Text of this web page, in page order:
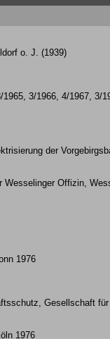
o. J. (1939)
3/1966, 4/1967, 3/
der
Wesselinger Offizin,
1976
Gesellschaft für
1976